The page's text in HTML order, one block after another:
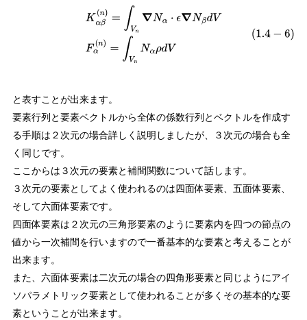
αβ(n) =∫V n∇ Nα⋅ϵ ∇N β dVF α(n)=∫V
と表すことが出来ます。
要素行列と要素ベクトルから全体の係数行列とベクトルを作成す
る手順は２次元の場合詳しく説明しましたが、３次元の場合も全
く同じです。
ここからは３次元の要素と補間関数について話します。
３次元の要素としてよく使われるのは四面体要素、五面体要素、
そして六面体要素です。
四面体要素は２次元の三角形要素のように要素内を四つの節点の
値から一次補間を行いますので一番基本的な要素と考えることが
出来ます。
また、六面体要素は二次元の場合の四角形要素と同じようにアイ
ソパラメトリック要素として使われることが多くその基本的な要
素ということが出来ます。